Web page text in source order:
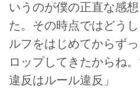
いうのが僕の正直な感
た。その時点ではどう
ルフをはじめてからず
ロップしてきたからね
違反はルール違反」